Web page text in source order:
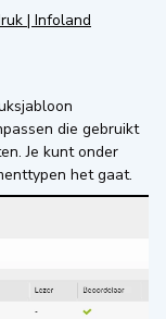
| Infoland
die gebruikt
Je kunt onder
het gaat.